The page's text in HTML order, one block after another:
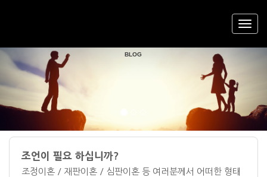
DIVORCE
Previous
조언이 필요 하십니까?
조정이혼 / 재판이혼 / 심판이혼 등 여러분께서 어떠한 형태